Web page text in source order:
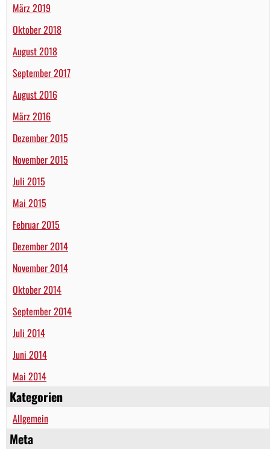
März 2019
Oktober 2018
August 2018
September 2017
August 2016
März 2016
Dezember 2015
November 2015
Juli 2015
Mai 2015
Februar 2015
Dezember 2014
November 2014
Oktober 2014
September 2014
Juli 2014
Juni 2014
Mai 2014
Kategorien
Allgemein
Meta